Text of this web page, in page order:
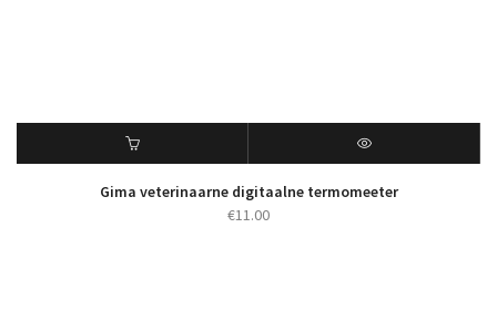
Gima veterinaarne digitaalne termomeeter
€11.00